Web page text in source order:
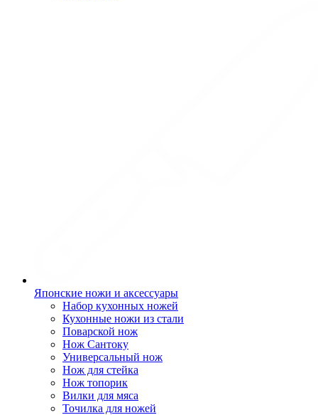
Японские ножи и аксессуары
Набор кухонных ножей
Кухонные ножи из стали
Поварской нож
Нож Сантоку
Универсальный нож
Нож для стейка
Нож топорик
Вилки для мяса
Точилка для ножей